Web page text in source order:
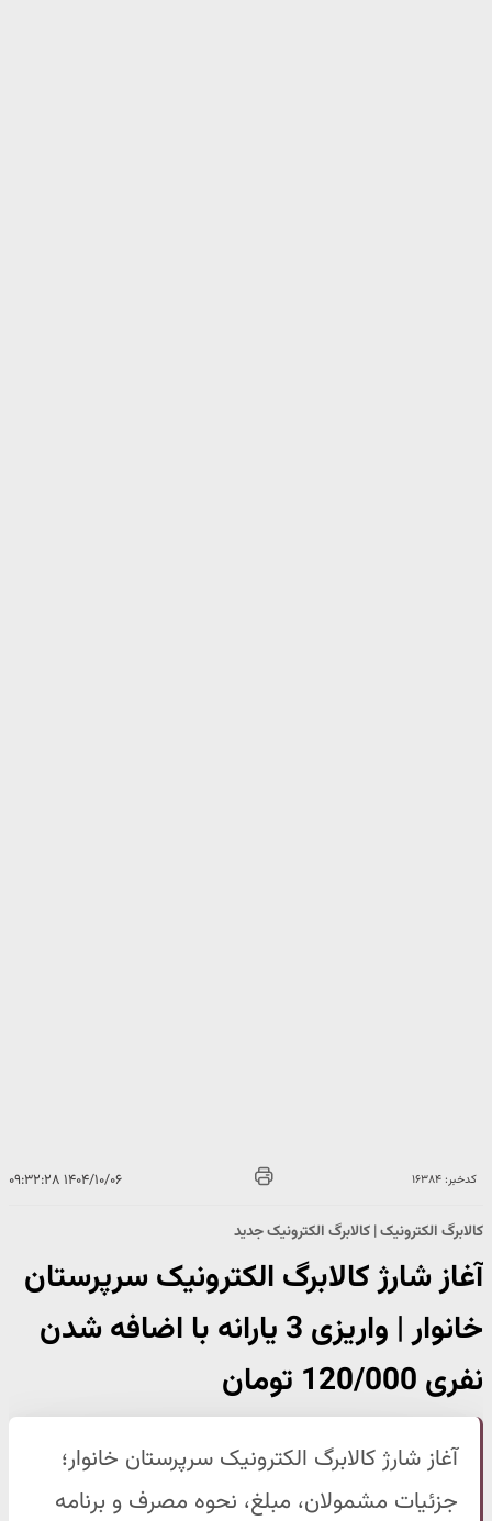
کدخبر: ۱۶۳۸۴ ۱۴۰۴/۱۰/۰۶ ۰۹:۳۲:۲۸
کالابرگ الکترونیک | کالابرگ الکترونیک جدید
آغاز شارژ کالابرگ الکترونیک سرپرستان
خانوار | واریزی 3 یارانه با اضافه شدن
نفری 120/000 تومان
آغاز شارژ کالابرگ الکترونیک سرپرستان خانوار؛
جزئیات مشمولان، مبلغ، نحوه مصرف و برنامه